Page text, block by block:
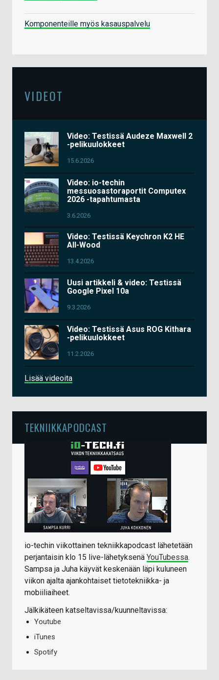
Komponenteille myös kasauspalvelu
VIDEOT
Video: Testissä Audeze Maxwell 2
-pelikuulokkeet
15.6.2026
Video: io-techin
messuosastoraportit Computex
2026 -tapahtumasta
3.6.2026
Video: Testissä Keychron K2 HE
All-Wood
13.4.2026
Uusi artikkeli & video: Testissä
Google Pixel 10a
9.3.2026
Video: Testissä Asus ROG Kithara
-pelikuulokkeet
11.2.2026
Lisää videoita
TEKNIIKKAPODCAST
io-techin viikottainen tekniikkapodcast lähetetään
perjantaisin klo 15 live-lähetyksenä YouTubessa.
Sampsa ja Juha käyvät keskenään läpi kuluneen
viikon ajalta ajankohtaiset tietotekniikka- ja
mobiiliaiheet.
Jälkikäteen katseltavissa/kuunneltavissa:
Youtube
iTunes
Spotify